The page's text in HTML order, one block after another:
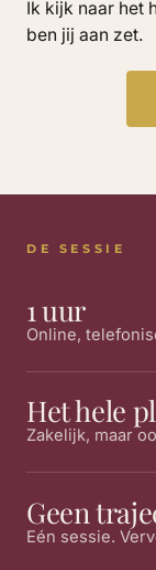
Ik kijk naar het
ben jij aan zet.
DE SESSIE
1 uur
Online,
Het hele
Zakelijk, maar
Geen
Eén sessie.